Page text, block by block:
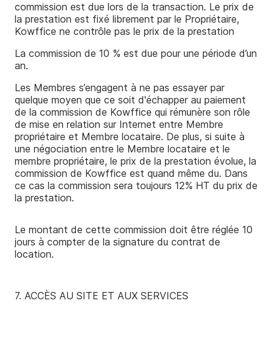
commission est due lors de la transaction. Le prix de
la prestation est fixé librement par le Propriétaire,
Kowffice ne contrôle pas le prix de la prestation
La commission de 10 % est due pour une période d’un
an.
Les Membres s’engagent à ne pas essayer par
quelque moyen que ce soit d'échapper au paiement
de la commission de Kowffice qui rémunère son rôle
de mise en relation sur Internet entre Membre
propriétaire et Membre locataire. De plus, si suite à
une négociation entre le Membre locataire et le
membre propriétaire, le prix de la prestation évolue, la
commission de Kowffice est quand même du. Dans
ce cas la commission sera toujours 12% HT du prix de
la prestation.
Le montant de cette commission doit être réglée 10
jours à compter de la signature du contrat de
location.
7. ACCÈS AU SITE ET AUX SERVICES